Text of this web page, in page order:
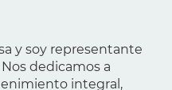
y soy representante
dedicamos a
integral,